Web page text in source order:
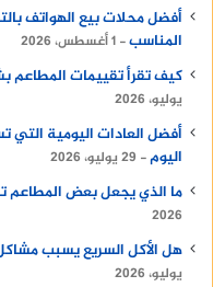
أفضل محلات بيع الهواتف
المناسب 1 أغسطس، 2026
كيف تقرأ تقييمات المطاعم
يوليو، 2026
أفضل العادات اليومية
اليوم
29 يوليو، 2026
ما الذي يجعل بعض المطاعم
2026
هل الأكل السريع يسبب
يوليو، 2026